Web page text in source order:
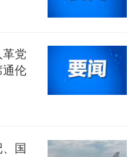
党
通伦
国